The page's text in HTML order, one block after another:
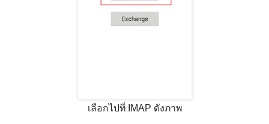
เลือกไปที่ IMAP ดังภาพ